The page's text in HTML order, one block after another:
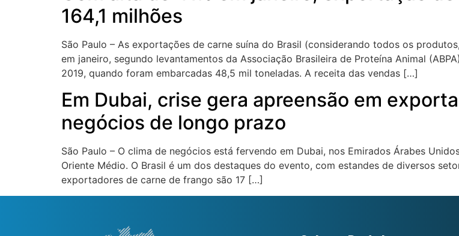
164,1 milhões
São Paulo – As exportações de carne suína do Brasil (considerando todos os
em janeiro, segundo levantamentos da Associação Brasileira de Proteína Animal
2019, quando foram embarcadas 48,5 mil toneladas. A receita das vendas […]
Em Dubai, crise gera apreensão em
negócios de longo prazo
São Paulo – O clima de negócios está fervendo em Dubai, nos Emirados Árabes
Oriente Médio. O Brasil é um dos destaques do evento, com estandes de diversos
exportadores de carne de frango são 17 […]